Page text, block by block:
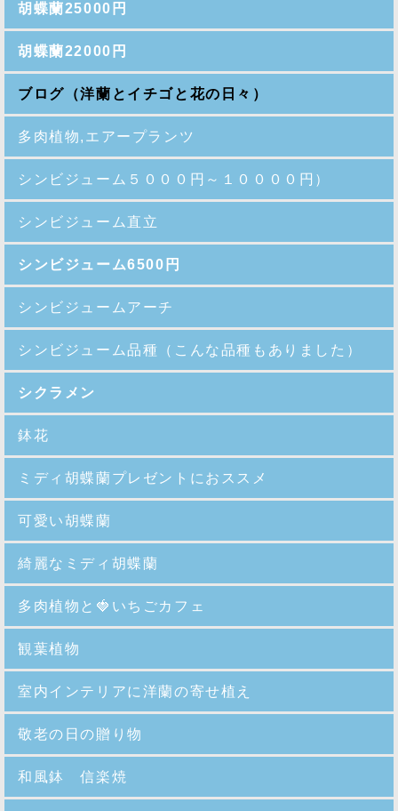
胡蝶蘭25000円
胡蝶蘭22000円
ブログ（洋蘭とイチゴと花の日々）
多肉植物,エアープランツ
シンビジューム５０００円～１００００円）
シンビジューム直立
シンビジューム6500円
シンビジュームアーチ
シンビジューム品種 （こんな品種もありました）
シクラメン
鉢花
ミディ胡蝶蘭プレゼントにおススメ
可愛い胡蝶蘭
綺麗なミディ胡蝶蘭
多肉植物と🍓いちごカフェ
観葉植物
室内インテリアに洋蘭の寄せ植え
敬老の日の贈り物
和風鉢 信楽焼